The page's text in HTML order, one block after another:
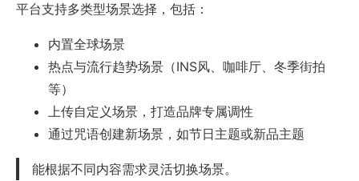
平台支持多类型场景选择，包括：
内置全球场景
热点与流行趋势场景（INS风、咖啡厅、冬季街拍
等）
上传自定义场景，打造品牌专属调性
通过咒语创建新场景，如节日主题或新品主题
能根据不同内容需求灵活切换场景。